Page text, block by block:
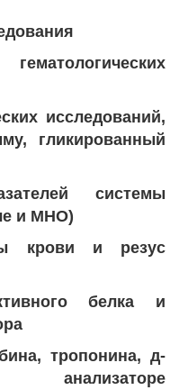
исследований,
гликированный
системы
и МНО)
крови и резус
белка и
тропонина, д-